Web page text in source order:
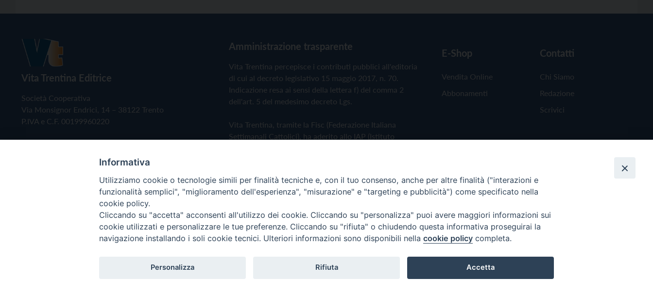
Vita Trentina Editrice
Società Cooperativa
Via Monsignor Endrici, 14 – 38122 Trento
P.IVA e C.F. 00199960220
Amministrazione trasparente
Vita Trentina percepisce i contributi pubblici all'editoria
di cui al decreto legislativo 15 maggio 2017, n. 70.
Indicazione resa ai sensi della lettera f) del comma 2
dell'art. 5 del medesimo decreto Lgs.
Vita Trentina, tramite la Fisc (Federazione Italiana
Settimanali Cattolici), ha aderito allo IAP (Istituto
Privacy Policy Cookie Policy
E-Shop
Vendita Online
Abbonamenti
Contatti
Chi Siamo
Redazione
Scrivici
Copyright © 2019 - Tutti i diritti riservati - Vita Trentina Editrice
Informativa
Utilizziamo cookie o tecnologie simili per finalità tecniche e, con il tuo consenso, anche per altre finalità ("interazioni e
funzionalità semplici", "miglioramento dell'esperienza", "misurazione" e "targeting e pubblicità") come specificato nella
cookie policy.
Cliccando su "accetta" acconsenti all'utilizzo dei cookie. Cliccando su "personalizza" puoi avere maggiori informazioni sui
cookie utilizzati e personalizzare le tue preferenze. Cliccando su "rifiuta" o chiudendo questa informativa proseguirai la
navigazione installando i soli cookie tecnici. Ulteriori informazioni sono disponibili nella cookie policy completa.
Personalizza Rifiuta Accetta